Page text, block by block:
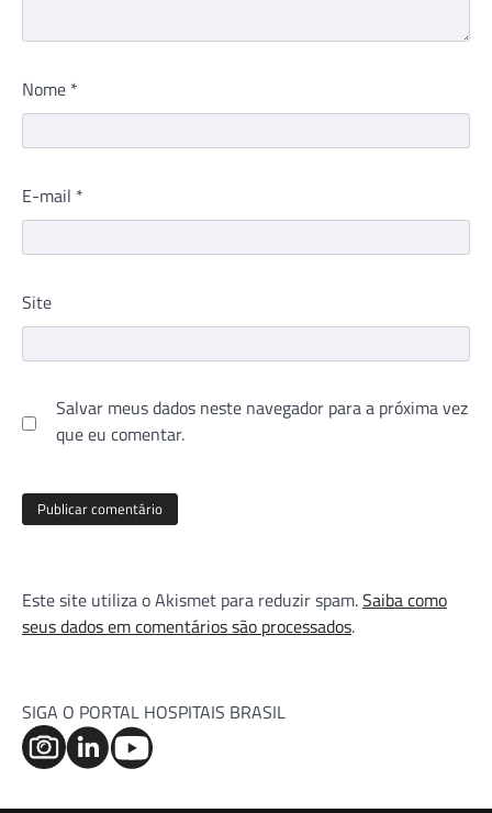
Nome *
E-mail *
Site
Salvar meus dados neste navegador para a próxima vez
que eu comentar.
Este site utiliza o Akismet para reduzir spam.Saiba como
seus dados em comentários são processados.
SIGA O PORTAL HOSPITAIS BRASIL